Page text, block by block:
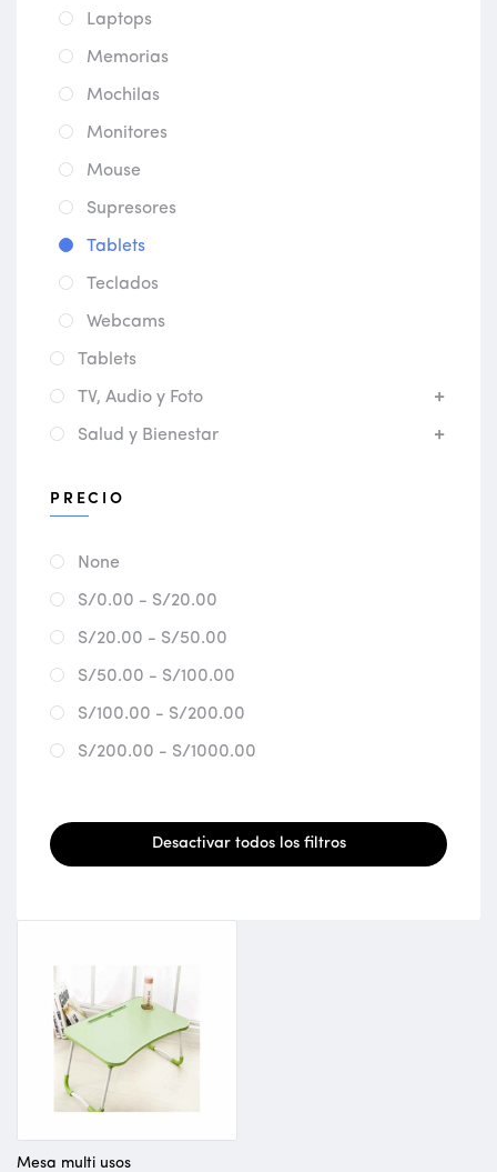
Laptops
Memorias
Mochilas
Monitores
Mouse
Supresores
Tablets
Teclados
Webcams
Tablets
TV, Audio y Foto
Salud y Bienestar
PRECIO
None
S/0.00 - S/20.00
S/20.00 - S/50.00
S/50.00 - S/100.00
S/100.00 - S/200.00
S/200.00 - S/1000.00
Desactivar todos los filtros
Mesa multi usos